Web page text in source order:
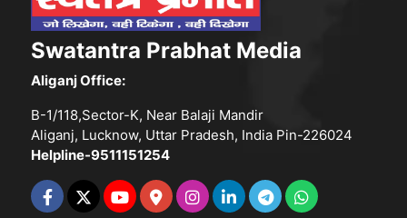
Swatantra Prabhat Media
Aliganj Office:
B-1/118,Sector-K, Near Balaji Mandir
Aliganj, Lucknow, Uttar Pradesh, India Pin-226024
Helpline-9511151254